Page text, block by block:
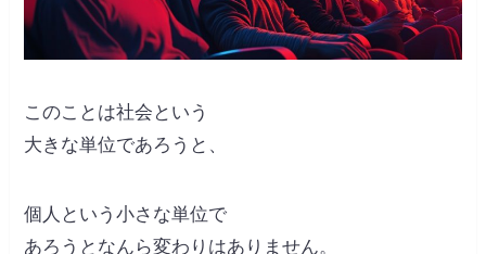
このことは社会という
大きな単位であろうと、
個人という小さな単位で
あろうとなんら変わりはありません。